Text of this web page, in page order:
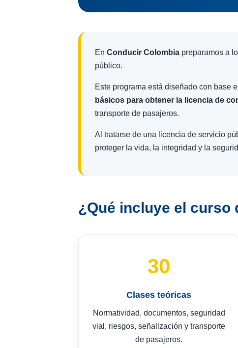
En Conducir Colombia preparamos a
público.
Este programa está diseñado con base
básicos para obtener la licencia de
transporte de pasajeros.
Al tratarse de una licencia de servicio
proteger la vida, la integridad y la
¿Qué incluye el curso
30
Clases teóricas
Normatividad, documentos, seguridad
vial, riesgos, señalización y transporte
de pasajeros.